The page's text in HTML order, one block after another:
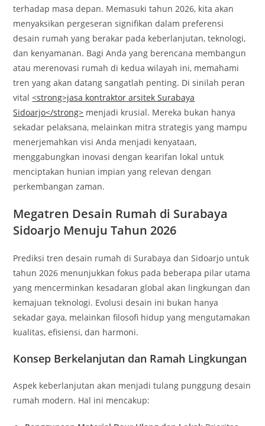
terhadap masa depan. Memasuki tahun 2026, kita akan
menyaksikan pergeseran signifikan dalam preferensi
desain rumah yang berakar pada keberlanjutan, teknologi,
dan kenyamanan. Bagi Anda yang berencana membangun
atau merenovasi rumah di kedua wilayah ini, memahami
tren yang akan datang sangatlah penting. Di sinilah peran
vital<strong>jasa kontraktor arsitek Surabaya
Sidoarjo</strong> menjadi krusial. Mereka bukan hanya
sekadar pelaksana, melainkan mitra strategis yang mampu
menerjemahkan visi Anda menjadi kenyataan,
menggabungkan inovasi dengan kearifan lokal untuk
menciptakan hunian impian yang relevan dengan
perkembangan zaman.
Megatren Desain Rumah di Surabaya
Sidoarjo Menuju Tahun 2026
Prediksi tren desain rumah di Surabaya dan Sidoarjo untuk
tahun 2026 menunjukkan fokus pada beberapa pilar utama
yang mencerminkan kesadaran global akan lingkungan dan
kemajuan teknologi. Evolusi desain ini bukan hanya
sekadar gaya, melainkan filosofi hidup yang mengutamakan
kualitas, efisiensi, dan harmoni.
Konsep Berkelanjutan dan Ramah Lingkungan
Aspek keberlanjutan akan menjadi tulang punggung desain
rumah modern. Hal ini mencakup: